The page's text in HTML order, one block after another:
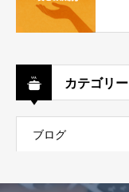
カテゴリー
ブログ